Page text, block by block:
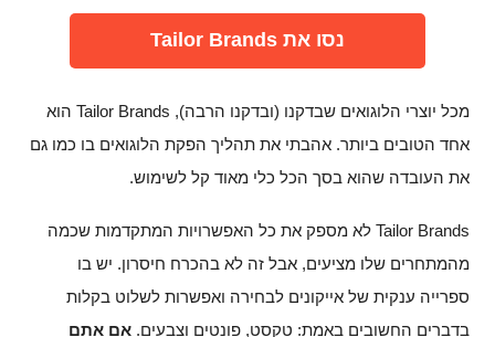
נסו את Tailor Brands
מכל יוצרי הלוגואים שבדקנו (ובדקנו הרבה), Tailor Brands הוא
אחד הטובים ביותר. אהבתי את תהליך הפקת הלוגואים בו כמו גם
את העובדה שהוא בסך הכל כלי מאוד קל לשימוש.
Tailor Brands לא מספק את כל האפשרויות המתקדמות שכמה
מהמתחרים שלו מציעים, אבל זה לא בהכרח חיסרון. יש בו
ספרייה ענקית של אייקונים לבחירה ואפשרות לשלוט בקלות
בדברים החשובים באמת: טקסט, פונטים וצבעים. אם אתם